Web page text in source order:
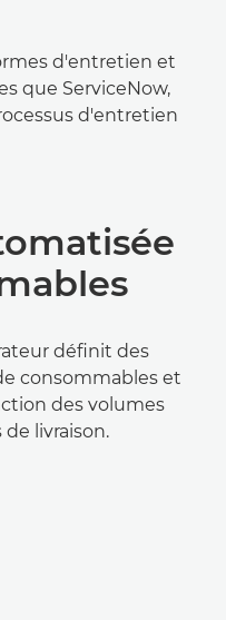
d'entretien et
que ServiceNow,
d'entretien
définit des
consommables et
des volumes
livraison.